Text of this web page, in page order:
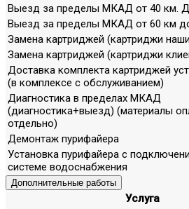
Выезд за пределы МКАД от 40 км.
Выезд за пределы МКАД от 60 км
Замена картриджей (картриджи
Замена картриджей (картриджи
Доставка комплекта картриджей
(в комплексе с обслуживанием)
Диагностика в пределах МКАД
(диагностика+выезд) (материалы
отдельно)
Демонтаж пурифайера
Установка пурифайера с
системе водоснабжения
Дополнительные работы
Услуга